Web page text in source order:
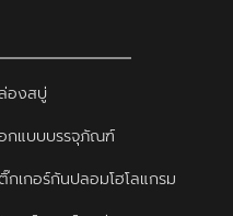
องสบู่
กแบบบรรจุภัณฑ์
กเกอร์กันปลอมโฮโลแกรม